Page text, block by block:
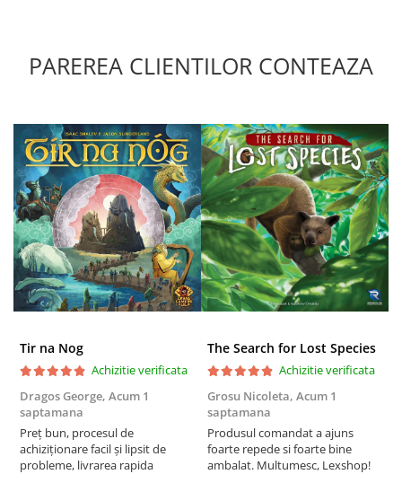
PAREREA CLIENTILOR CONTEAZA
Tir na Nog
Achizitie verificata
Dragos George, Acum 1
saptamana
Preț bun, procesul de
achiziționare facil și lipsit de
probleme, livrarea rapida
The Search for Lost Species
Achizitie verificata
Grosu Nicoleta, Acum 1
saptamana
Produsul comandat a ajuns
foarte repede si foarte bine
ambalat. Multumesc, Lexshop!